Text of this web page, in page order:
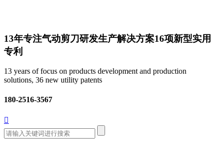
13年专注气动剪刀研发生产解决方案16项新型实用
专利
13 years of focus on products development and production
solutions, 36 new utility patents
180-2516-3567
